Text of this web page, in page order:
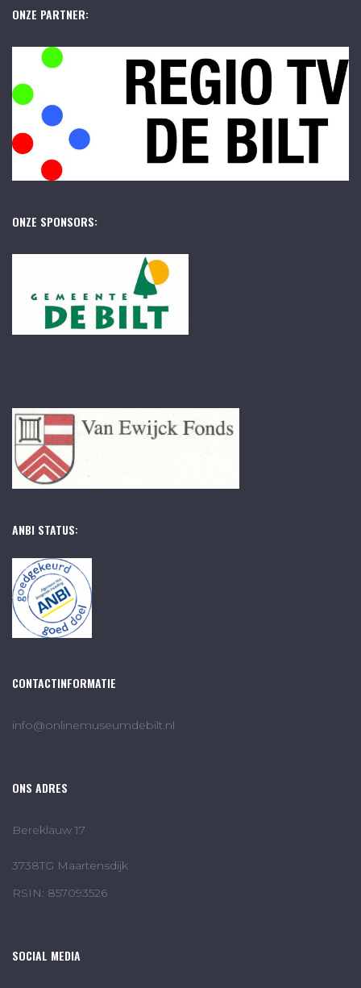
ONZE PARTNER:
ONZE SPONSORS:
ANBI STATUS:
CONTACTINFORMATIE
info@onlinemuseumdebilt.nl
ONS ADRES
Bereklauw 17
3738TG Maartensdijk
RSIN: 857093526
SOCIAL MEDIA